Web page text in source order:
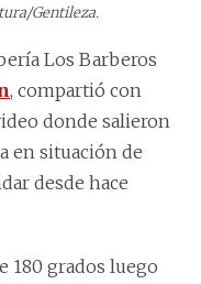
Gentileza.
Los Barberos
, compartió con
donde salieron
en situación de
desde hace
180 grados luego